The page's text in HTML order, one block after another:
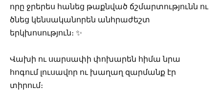
որը ջրերես հանեց թաքնված ճշմարտությունն ու
ծնեց կենսականորեն անհրաժեշտ
երկխոսություն։ ✨
Վախի ու սարսափի փոխարեն հիմա նրա
հոգում լուսավոր ու խաղաղ զարմանք էր
տիրում։